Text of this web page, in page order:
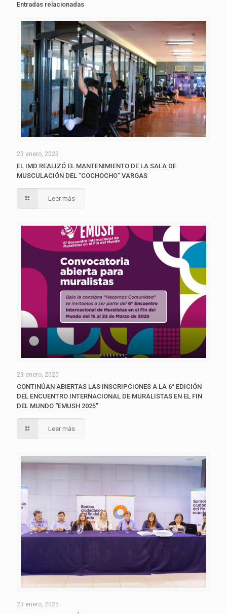
Entradas relacionadas
23 enero, 2025
EL IMD REALIZÓ EL MANTENIMIENTO DE LA SALA DE
MUSCULACIÓN DEL “COCHOCHO” VARGAS
Leer más
23 enero, 2025
CONTINÚAN ABIERTAS LAS INSCRIPCIONES A LA 6° EDICIÓN
DEL ENCUENTRO INTERNACIONAL DE MURALISTAS EN EL FIN
DEL MUNDO “EMUSH 2025”
Leer más
23 enero, 2025